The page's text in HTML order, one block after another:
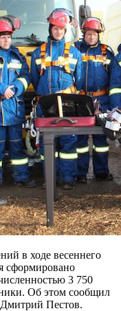
в ходе весеннего
сформировано
3 750
Об этом сообщил
Пестов.